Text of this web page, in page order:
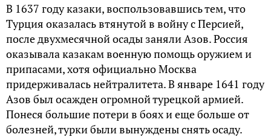
В 1637 году казаки, воспользовавшись тем, что
Турция оказалась втянутой в войну с Персией,
после двухмесячной осады заняли Азов. Россия
оказывала казакам военную помощь оружием и
припасами, хотя официально Москва
придерживалась нейтралитета. В январе 1641 году
Азов был осажден огромной турецкой армией.
Понеся большие потери в боях и еще больше от
болезней, турки были вынуждены снять осаду.